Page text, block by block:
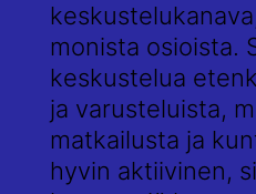
monista osioista.
keskustelua
ja varusteluista,
matkailusta ja
hyvin aktiivinen,